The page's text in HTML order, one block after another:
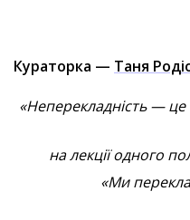
Кураторка — Таня
«Неперекладність —
на лекції одного
«Ми